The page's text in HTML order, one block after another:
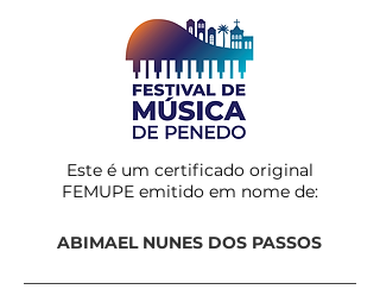
Este é um certificado original
FEMUPE emitido em nome de:
ABIMAEL NUNES DOS PASSOS